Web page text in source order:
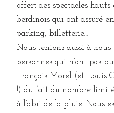
offert des spectacles
berdinois qui ont assuré
parking, billetterie…
Nous tenions aussi à nous
personnes qui n’ont pas
François Morel (et Louis
!) du fait du nombre
à l’abri de la pluie. Nous